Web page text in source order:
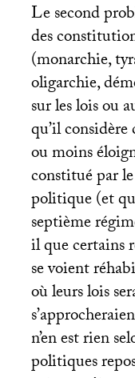
Le second
des
(monarchie,
oligarchie,
sur les lois ou
qu’il
ou moins
constitué par
politique (et
septième
il que certains
se voient
où leurs lois
n’en est rien
politiques